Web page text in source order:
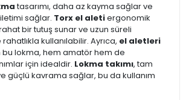
tasarımı, daha az kayma sağlar ve
sağlar. Torx el aletiergonomik
bir tutuş sunar ve uzun süreli
kullanılabilir. Ayrıca, el aletleri
bu lokma, hem amatör hem de
için idealdir. Lokma takımı, tam
güçlü kavrama sağlar, bu da kullanım